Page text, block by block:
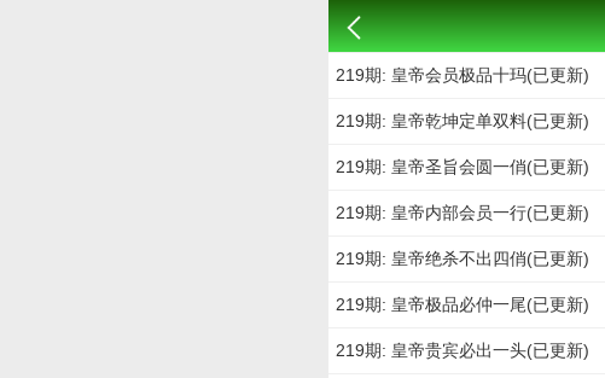
219期: 皇帝会员极品十玛(已更新)
219期: 皇帝乾坤定单双料(已更新)
219期: 皇帝圣旨会圆一俏(已更新)
219期: 皇帝内部会员一行(已更新)
219期: 皇帝绝杀不出四俏(已更新)
219期: 皇帝极品必仲一尾(已更新)
219期: 皇帝贵宾必出一头(已更新)